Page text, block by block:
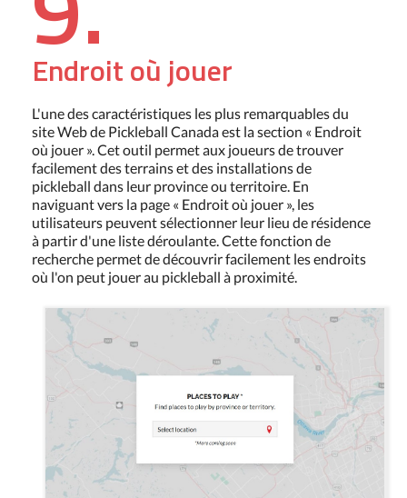
Endroit où jouer
L'une des caractéristiques les plus remarquables du
site Web de Pickleball Canada est la section « Endroit
où jouer ». Cet outil permet aux joueurs de trouver
facilement des terrains et des installations de
pickleball dans leur province ou territoire. En
naviguant vers la page « Endroit où jouer », les
utilisateurs peuvent sélectionner leur lieu de résidence
à partir d'une liste déroulante. Cette fonction de
recherche permet de découvrir facilement les endroits
où l'on peut jouer au pickleball à proximité.